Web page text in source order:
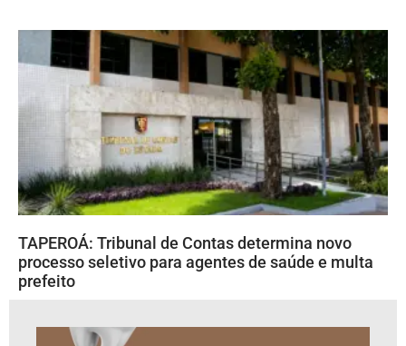
TAPEROÁ: Tribunal de Contas determina novo
processo seletivo para agentes de saúde e multa
prefeito